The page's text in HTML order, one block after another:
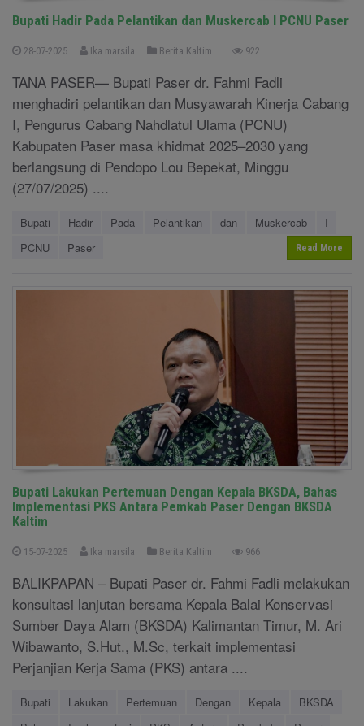
Bupati Hadir Pada Pelantikan dan Muskercab I PCNU Paser
28-07-2025 Ika marsila Berita Kaltim 922
TANA PASER— Bupati Paser dr. Fahmi Fadli
menghadiri pelantikan dan Musyawarah Kinerja Cabang
I, Pengurus Cabang Nahdlatul Ulama (PCNU)
Kabupaten Paser masa khidmat 2025–2030 yang
berlangsung di Pendopo Lou Bepekat, Minggu
(27/07/2025) ....
Bupati Hadir Pada Pelantikan dan Muskercab
I
PCNU
Paser Read More
Bupati Lakukan Pertemuan Dengan Kepala BKSDA, Bahas
Implementasi PKS Antara Pemkab Paser Dengan BKSDA
Kaltim
15-07-2025 Ika marsila Berita Kaltim 966
BALIKPAPAN – Bupati Paser dr. Fahmi Fadli melakukan
konsultasi lanjutan bersama Kepala Balai Konservasi
Sumber Daya Alam (BKSDA) Kalimantan Timur, M. Ari
Wibawanto, S.Hut., M.Sc, terkait implementasi
Perjanjian Kerja Sama (PKS) antara ....
Bupati Lakukan Pertemuan Dengan Kepala
BKSDA